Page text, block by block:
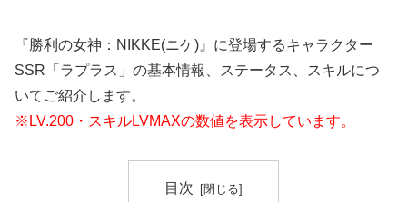
『勝利の女神：NIKKE(ニケ)』に登場するキャラクター
SSR「ラプラス」の基本情報、ステータス、スキルにつ
いてご紹介します。
※LV.200・スキルLVMAXの数値を表示しています。
目次